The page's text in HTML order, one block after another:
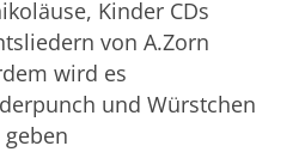
Kinder CDs
von A.Zorn
wird es
und Würstchen
geben